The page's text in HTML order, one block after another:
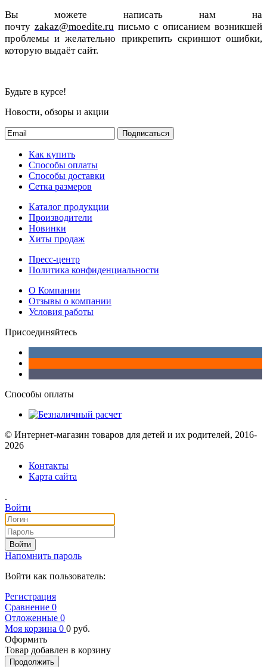
Вы можете написать нам на
почту zakaz@moedite.ru письмо с описанием возникшей
проблемы и желательно прикрепить скриншот ошибки,
которую выдаёт сайт.
Будьте в курсе!
Новости, обзоры и акции
Подписаться
Как купить
Способы оплаты
Способы доставки
Сетка размеров
Каталог продукции
Производители
Новинки
Хиты продаж
Пресс-центр
Политика конфиденциальности
О Компании
Отзывы о компании
Условия работы
Присоединяйтесь
Способы оплаты
© Интернет-магазин товаров для детей и их родителей, 2016-
2026
Контакты
Карта сайта
.
Войти
Войти
Напомнить пароль
Войти как пользователь:
Регистрация
Сравнение 0
Отложенные 0
Моя корзина 0 0 руб.
Оформить
Товар добавлен в корзину
Продолжить